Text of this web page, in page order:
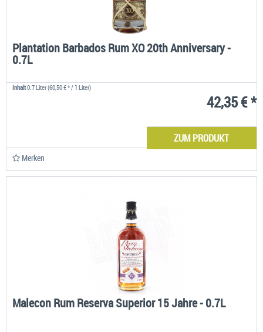
Plantation Barbados Rum XO 20th Anniversary -
0.7L
Inhalt0.7 Liter(60,50 € * / 1 Liter)
42,35 € *
ZUM PRODUKT
Merken
Malecon Rum Reserva Superior 15 Jahre - 0.7L